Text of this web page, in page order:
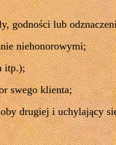
godności lub
niehonorowymi;
itp.);
swego klienta;
drugiej i uchylający